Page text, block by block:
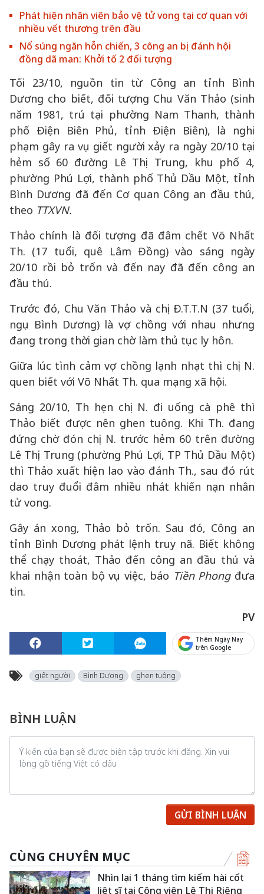
Phát hiện nhân viên bảo vệ tử vong tại cơ quan với
nhiều vết thương trên đầu
Nổ súng ngăn hỗn chiến, 3 công an bị đánh hội
đồng dã man: Khởi tố 2 đối tượng
Tối 23/10, nguồn tin từ Công an tỉnh Bình
Dương cho biết, đối tượng Chu Văn Thảo (sinh
năm 1981, trú tại phường Nam Thanh, thành
phố Điện Biên Phủ, tỉnh Điện Biên), là nghi
phạm gây ra vụ giết người xảy ra ngày 20/10 tại
hẻm số 60 đường Lê Thị Trung, khu phố 4,
phường Phú Lợi, thành phố Thủ Dầu Một, tỉnh
Bình Dương đã đến Cơ quan Công an đầu thú,
theo TTXVN.
Thảo chính là đối tượng đã đâm chết Võ Nhất
Th. (17 tuổi, quê Lâm Đồng) vào sáng ngày
20/10 rồi bỏ trốn và đến nay đã đến công an
đầu thú.
Trước đó, Chu Văn Thảo và chị Đ.T.T.N (37 tuổi,
ngụ Bình Dương) là vợ chồng với nhau nhưng
đang trong thời gian chờ làm thủ tục ly hôn.
Giữa lúc tình cảm vợ chồng lạnh nhạt thì chị N.
quen biết với Võ Nhất Th. qua mạng xã hội.
Sáng 20/10, Th hẹn chị N. đi uống cà phê thì
Thảo biết được nên ghen tuông. Khi Th. đang
đứng chờ đón chị N. trước hẻm 60 trên đường
Lê Thị Trung (phường Phú Lợi, TP Thủ Dầu Một)
thì Thảo xuất hiện lao vào đánh Th., sau đó rút
dao truy đuổi đâm nhiều nhát khiến nạn nhân
tử vong.
Gây án xong, Thảo bỏ trốn. Sau đó, Công an
tỉnh Bình Dương phát lệnh truy nã. Biết không
thể chạy thoát, Thảo đến công an đầu thú và
khai nhận toàn bộ vụ việc, báo Tiền Phongđưa
tin.
PV
Thêm Ngày Nay
trên Google
giết người Bình Dương ghen tuông
BÌNH LUẬN
GỬI BÌNH LUẬN
CÙNG CHUYÊN MỤC
Nhìn lại 1 tháng tìm kiếm hài cốt
liệt sĩ tại Công viên Lê Thị Riêng